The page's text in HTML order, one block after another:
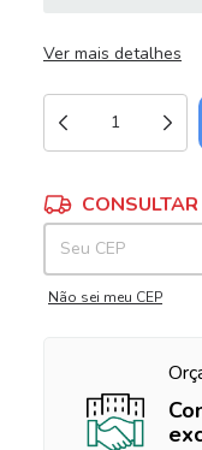
Ver mais detalhes
Entregas para o CEP:
CONSULTAR
Não sei meu CEP